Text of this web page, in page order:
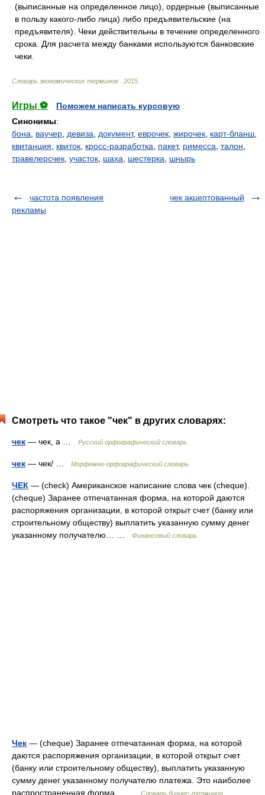
(выписанные на определенное лицо), ордерные (выписанные
в пользу какого-либо лица) либо предъявительские (на
предъявителя). Чеки действительны в течение определенного
срока. Для расчета между банками используются банковские
чеки.
Словарь экономических терминов 2015
Игры ⚽
Поможем написать курсовую
Синонимы:
бона
ваучер девиза документ, еврочек жирочек карт-бланш
квитанция
квиток кросс-разработка пакет, римесса талон
травелерсчек участок шаха шестерка шнырь
частота появления
рекламы
чек акцептованный
Смотреть что такое "чек" в других словарях:
чек — чек, а … Русский орфографический словарь
чек — чек/ … Морфемно-орфографический словарь
ЧЕК — (check) Американское написание слова чек (cheque).
(cheque) Заранее отпечатанная форма, на которой даются
распоряжения организации, в которой открыт счет (банку или
строительному обществу) выплатить указанную сумму денег
указанному получателю… …
Финансовый словарь
Чек — (cheque) Заранее отпечатанная форма, на которой
даются распоряжения организации, в которой открыт счет
(банку или строительному обществу), выплатить указанную
сумму денег указанному получателю платежа. Это наиболее
распространенная форма… …
Словарь бизнес-терминов